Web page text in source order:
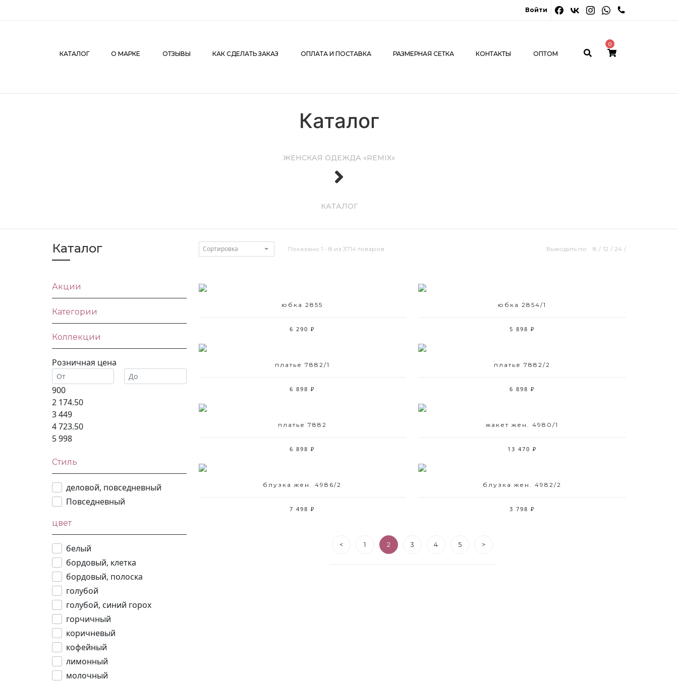
Войти
КАТАЛОГ О МАРКЕ ОТЗЫВЫ КАК СДЕЛАТЬ ЗАКАЗ ОПЛАТА И ПОСТАВКА РАЗМЕРНАЯ СЕТКА КОНТАКТЫ ОПТОМ
0
МОЙ КАБИНЕТ
Каталог
ЖЕНСКАЯ ОДЕЖДА «REMIX»
КАТАЛОГ
Каталог
Акции
Категории
Коллекции
Розничная цена
900
2 174.50
3 449
4 723.50
5 998
Стиль
деловой, повседневный
Повседневный
цвет
белый
бордовый, клетка
бордовый, полоска
голубой
голубой, синий горох
горчичный
коричневый
кофейный
лимонный
молочный
Сортировка Показано 1 - 8 из 3714 товаров Выводить по 8 / 12 / 24 /
юбка 2855
6 290 ₽
юбка 2854/1
5 898 ₽
платье 7882/1
6 898 ₽
платье 7882/2
6 898 ₽
платье 7882
6 898 ₽
жакет жен. 4980/1
13 470 ₽
блузка жен. 4986/2
7 498 ₽
блузка жен. 4982/2
3 798 ₽
< 1 2 3 4 5 >